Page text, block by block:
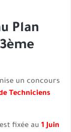
Plan
un concours
Techniciens
fixée au 1 Juin